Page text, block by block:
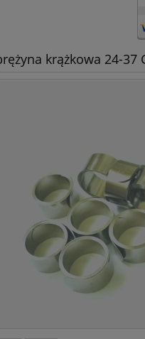
krążkowa 24-37
Cena nie zawiera
płatności